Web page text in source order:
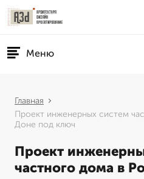
Меню
Главная
Проект инженерных систем
Доне под ключ
Проект
частного дома в